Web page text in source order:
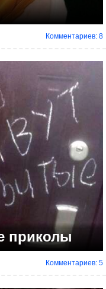
Комментариев: 8
приколы
Комментариев: 5